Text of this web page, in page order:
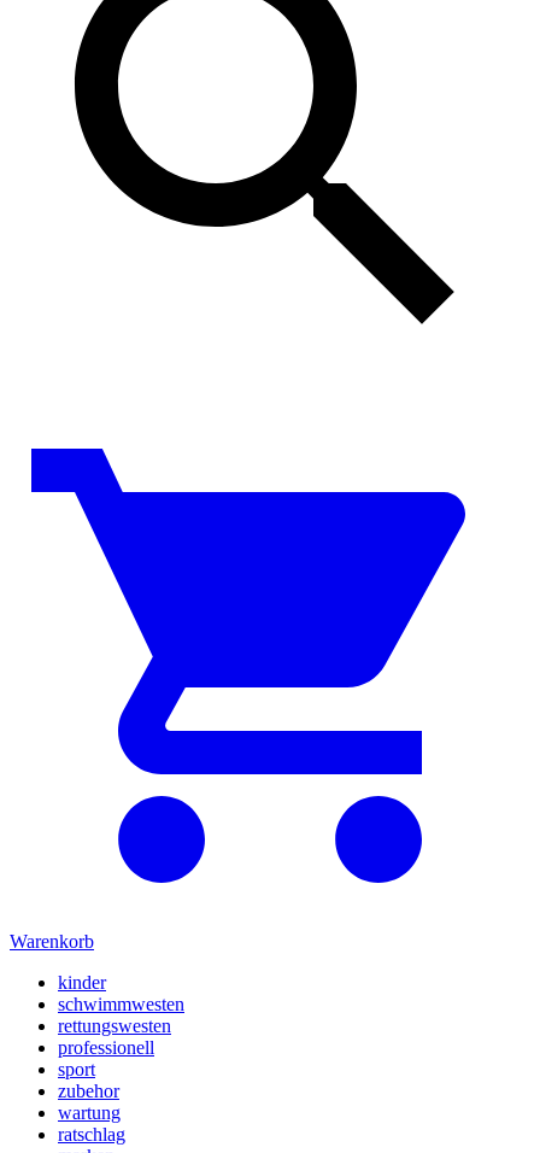
Warenkorb
kinder
schwimmwesten
rettungswesten
professionell
sport
zubehor
wartung
ratschlag